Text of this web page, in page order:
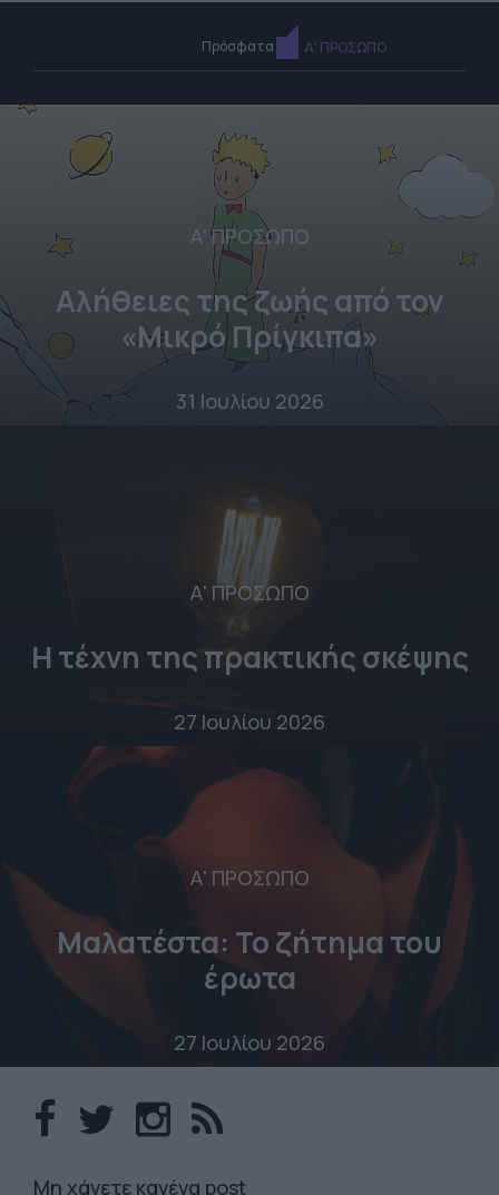
Πρόσφατα Α' ΠΡΟΣΩΠΟ
Α' ΠΡΟΣΩΠΟ
Αλήθειες της ζωής από τον
«Μικρό Πρίγκιπα»
31 Ιουλίου 2026
Α' ΠΡΟΣΩΠΟ
Η τέχνη της πρακτικής σκέψης
27 Ιουλίου 2026
Α' ΠΡΟΣΩΠΟ
Μαλατέστα: Το ζήτημα του
έρωτα
27 Ιουλίου 2026
Mη χάνετε κανένα post